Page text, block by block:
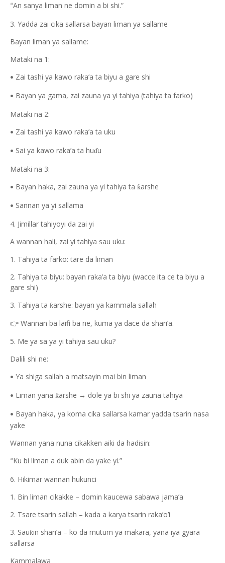
“An sanya liman ne domin a bi shi.”
3. Yadda zai cika sallarsa bayan liman ya sallame
Bayan liman ya sallame:
Mataki na 1:
• Zai tashi ya kawo raka’a ta biyu a gare shi
• Bayan ya gama, zai zauna ya yi tahiya (tahiya ta farko)
Mataki na 2:
• Zai tashi ya kawo raka’a ta uku
• Sai ya kawo raka’a ta huɗu
Mataki na 3:
• Bayan haka, zai zauna ya yi tahiya ta ƙarshe
• Sannan ya yi sallama
4. Jimillar tahiyoyi da zai yi
A wannan hali, zai yi tahiya sau uku:
1. Tahiya ta farko: tare da liman
2. Tahiya ta biyu: bayan raka’a ta biyu (wacce ita ce ta biyu a
gare shi)
3. Tahiya ta ƙarshe: bayan ya kammala sallah
👉 Wannan ba laifi ba ne, kuma ya dace da shari’a.
5. Me ya sa ya yi tahiya sau uku?
Dalili shi ne:
• Ya shiga sallah a matsayin mai bin liman
• Liman yana ƙarshe → dole ya bi shi ya zauna tahiya
• Bayan haka, ya koma cika sallarsa kamar yadda tsarin nasa
yake
Wannan yana nuna cikakken aiki da hadisin:
“Ku bi liman a duk abin da yake yi.”
6. Hikimar wannan hukunci
1. Bin liman cikakke – domin kaucewa sabawa jama’a
2. Tsare tsarin sallah – kada a karya tsarin raka’o’i
3. Sauƙin shari’a – ko da mutum ya makara, yana iya gyara
sallarsa
Kammalawa